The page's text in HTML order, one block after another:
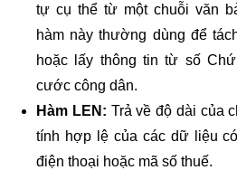
tự cụ thể từ một chuỗi văn
hàm này thường dùng để
hoặc lấy thông tin từ số
cước công dân.
Hàm LEN : Trả về độ dài của
tính hợp lệ của các dữ liệu
điện thoại hoặc mã số thuế.